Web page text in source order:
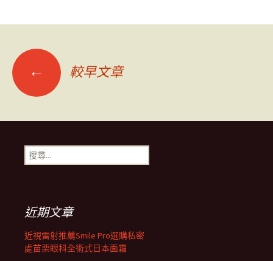
文
章
導
列
← 較早文章
搜
尋
近期文章
近視雷射推薦Smile Pro選購私密
處苗栗眼科全術式日本面霜